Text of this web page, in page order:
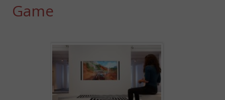
Game